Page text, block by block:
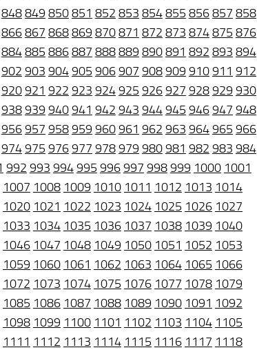
848849 850851 852 853 854855 856857 858
866867 868869 870871 872 873 874875 876
884885 886887 888889 890891 892 893 894
902 903 904905 906907 908909 910911 912
920921 922 923 924925 926927 928929 930
938939 940941 942 943 944945 946947 948
956957 958959 960961 962 963 964965 966
974975 976977 978979 980981 982 983 984
992 993 994995 996997 998999 1000 1001
1007 1008 1009 1010 1011 1012 1013 1014
1020 1021 1022 1023 1024 1025 1026 1027
1033 1034 1035 1036 1037 1038 1039 1040
1046 1047 1048 1049 1050 1051 1052 1053
1059 1060 1061 1062 1063 1064 1065 1066
1072 1073 1074 1075 1076 1077 1078 1079
1085 1086 1087 1088 1089 1090 1091 1092
1098 1099 1100 1101 1102 1103 1104 1105
1111 1112 1113 1114 1115 1116 1117 1118